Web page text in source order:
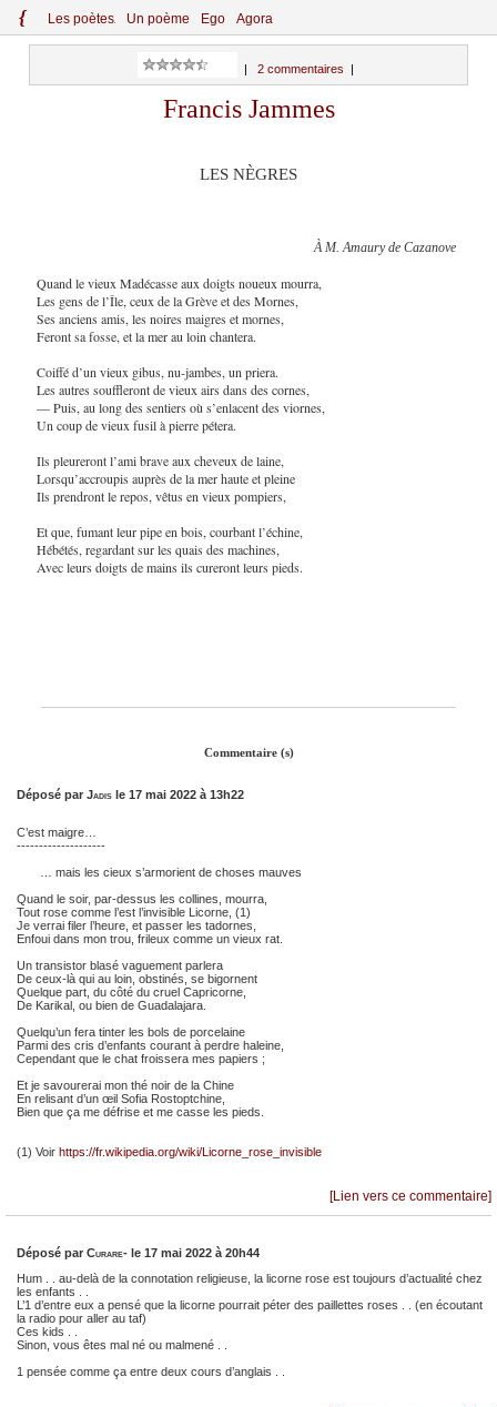
{ Les poètes Un poème Ego Agora
2 commentaires
Francis Jammes
LES NÈGRES
À M. Amaury de Cazanove
Quand le vieux Madécasse aux doigts noueux mourra,
Les gens de l’Île, ceux de la Grève et des Mornes,
Ses anciens amis, les noires maigres et mornes,
Feront sa fosse, et la mer au loin chantera.
Coiffé d’un vieux gibus, nu-jambes, un priera.
Les autres souffleront de vieux airs dans des cornes,
— Puis, au long des sentiers où s’enlacent des viornes,
Un coup de vieux fusil à pierre pétera.
Ils pleureront l’ami brave aux cheveux de laine,
Lorsqu’accroupis auprès de la mer haute et pleine
Ils prendront le repos, vêtus en vieux pompiers,
Et que, fumant leur pipe en bois, courbant l’échine,
Hébétés, regardant sur les quais des machines,
Avec leurs doigts de mains ils cureront leurs pieds.
Commentaire (s)
Déposé par Jadis le 17 mai 2022 à 13h22
C’est maigre…
--------------------
… mais les cieux s’armorient de choses mauves
Quand le soir, par-dessus les collines, mourra,
Tout rose comme l’est l’invisible Licorne, (1)
Je verrai filer l’heure, et passer les tadornes,
Enfoui dans mon trou, frileux comme un vieux rat.
Un transistor blasé vaguement parlera
De ceux-là qui au loin, obstinés, se bigornent
Quelque part, du côté du cruel Capricorne,
De Karikal, ou bien de Guadalajara.
Quelqu’un fera tinter les bols de porcelaine
Parmi des cris d’enfants courant à perdre haleine,
Cependant que le chat froissera mes papiers ;
Et je savourerai mon thé noir de la Chine
En relisant d’un œil Sofia Rostoptchine,
Bien que ça me défrise et me casse les pieds.
(1) Voir https://fr.wikipedia.org/wiki/Licorne_rose_invisible
[Lien vers ce commentaire]
Déposé par Curare- le 17 mai 2022 à 20h44
Hum . . au-delà de la connotation religieuse, la licorne rose est toujours d’actualité chez
les enfants . .
L’1 d’entre eux a pensé que la licorne pourrait péter des paillettes roses . . (en écoutant
la radio pour aller au taf)
Ces kids . .
Sinon, vous êtes mal né ou malmené . .
1 pensée comme ça entre deux cours d’anglais . .